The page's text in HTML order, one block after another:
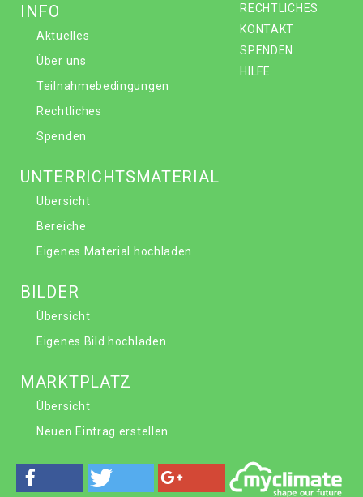
RECHTLICHES
KONTAKT
SPENDEN
HILFE
INFO
Aktuelles
Über uns
Teilnahmebedingungen
Rechtliches
Spenden
UNTERRICHTSMATERIAL
Übersicht
Bereiche
Eigenes Material hochladen
BILDER
Übersicht
Eigenes Bild hochladen
MARKTPLATZ
Übersicht
Neuen Eintrag erstellen